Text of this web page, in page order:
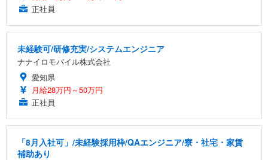
正社員
未経験可/研修充実/システムエンジニア
ナナイロモバイル株式会社
愛知県
月給28万円～50万円
正社員
「8月入社可」/未経験採用枠/QAエンジニア/寮・社宅・家賃
補助あり